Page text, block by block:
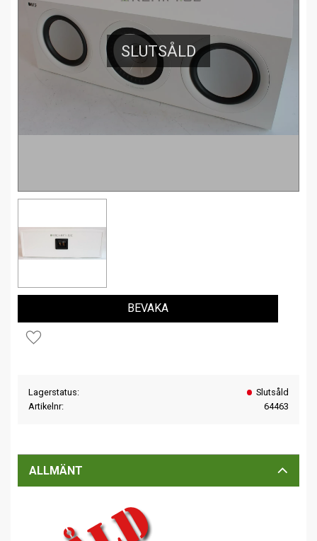
SLUTSÅLD
Lägg till i favoriter
BEVAKA
Lagerstatus
Slutsåld
Artikelnr
64463
ALLMÄNT